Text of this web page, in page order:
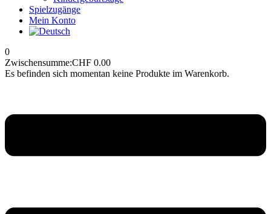
Spielzugänge
Mein Konto
0
Zwischensumme:CHF 0.00
Es befinden sich momentan keine Produkte im Warenkorb.